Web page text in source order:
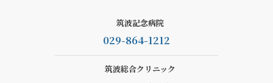
筑波記念病院
029-864-1212
筑波総合クリニック